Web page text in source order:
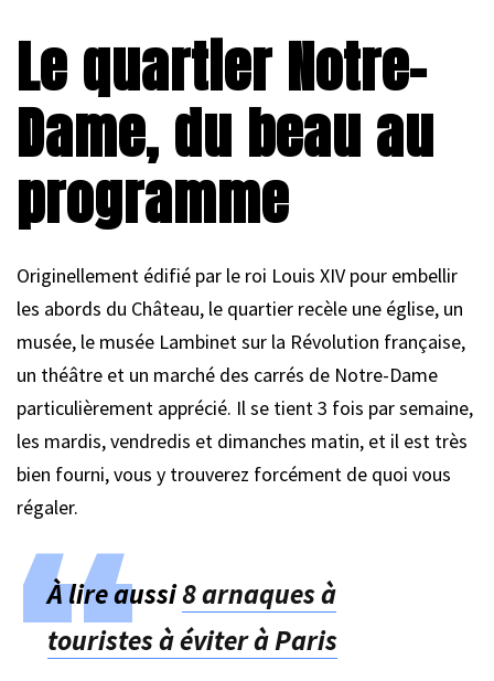
Le quartier Notre-
Dame, du beau au
programme
Originellement édifié par le roi Louis XIV pour embellir
les abords du Château, le quartier recèle une église, un
musée, le musée Lambinet sur la Révolution française,
un théâtre et un marché des carrés de Notre-Dame
particulièrement apprécié. Il se tient 3 fois par semaine,
les mardis, vendredis et dimanches matin, et il est très
bien fourni, vous y trouverez forcément de quoi vous
régaler.
À lire aussi8 arnaques à
touristes à éviter à Paris